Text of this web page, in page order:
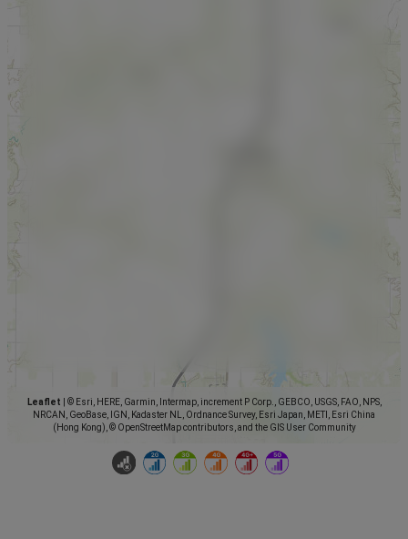
Leaflet
© Esri, HERE, Garmin, Intermap, increment P Corp., GEBCO, USGS, FAO, NPS,
NRCAN, GeoBase, IGN, Kadaster NL, Ordnance Survey, Esri Japan, METI, Esri China
(Hong Kong), © OpenStreetMap contributors, and the GIS User Community